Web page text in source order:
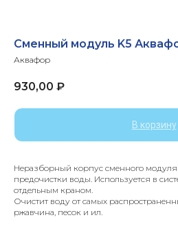
Сменный модуль K5
Аквафор
930,00 ₽
В корзину
Неразборный корпус сменного
предочистки воды. Используется в
отдельным краном.
Очистит воду от самых
ржавчина, песок и ил.